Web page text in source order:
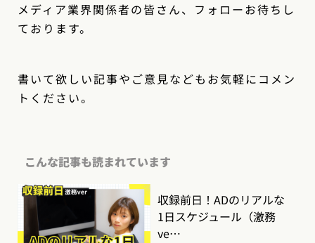
メディア業界関係者の皆さん、フォローお待ちし
ております。
書いて欲しい記事やご意見などもお気軽にコメン
トください。
こんな記事も読まれています
収録前日！ADのリアルな
1日スケジュール（激務
ve…